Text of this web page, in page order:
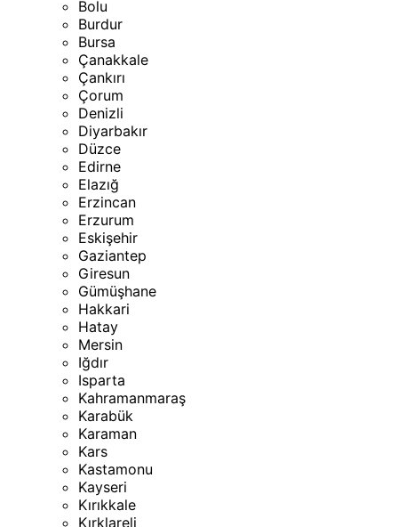
Bolu
Burdur
Bursa
Çanakkale
Çankırı
Çorum
Denizli
Diyarbakır
Düzce
Edirne
Elazığ
Erzincan
Erzurum
Eskişehir
Gaziantep
Giresun
Gümüşhane
Hakkari
Hatay
Mersin
Iğdır
Isparta
Kahramanmaraş
Karabük
Karaman
Kars
Kastamonu
Kayseri
Kırıkkale
Kırklareli